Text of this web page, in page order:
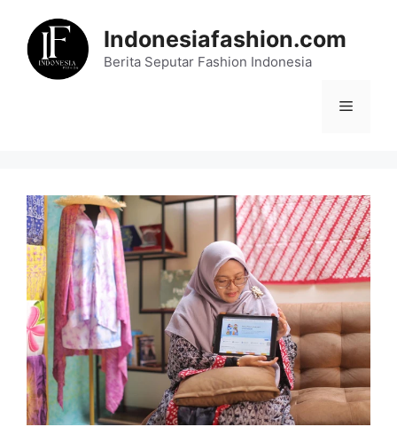
content
Indonesiafashion.com
Berita Seputar Fashion Indonesia
Menu